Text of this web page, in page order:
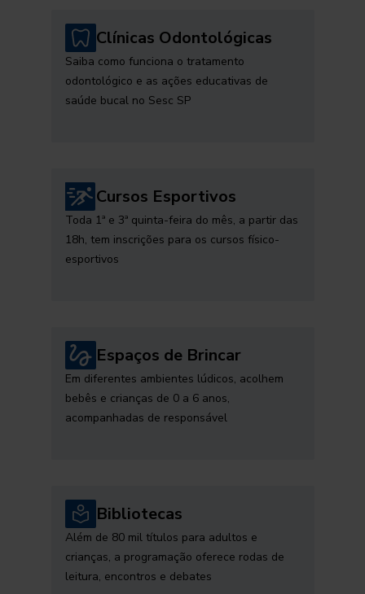
Clínicas Odontológicas
Saiba como funciona o tratamento
odontológico e as ações educativas de
saúde bucal no Sesc SP
Cursos Esportivos
Toda 1ª e 3ª quinta-feira do mês, a partir das
18h, tem inscrições para os cursos físico-
esportivos
Espaços de Brincar
Em diferentes ambientes lúdicos, acolhem
bebês e crianças de 0 a 6 anos,
acompanhadas de responsável
Bibliotecas
Além de 80 mil títulos para adultos e
crianças, a programação oferece rodas de
leitura, encontros e debates